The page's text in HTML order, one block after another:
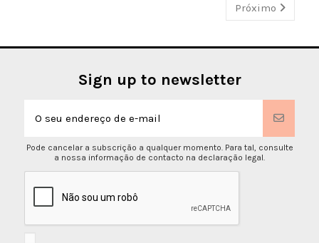
Próximo
Sign up to newsletter
Pode cancelar a subscrição a qualquer momento. Para tal, consulte
a nossa informação de contacto na declaração legal.